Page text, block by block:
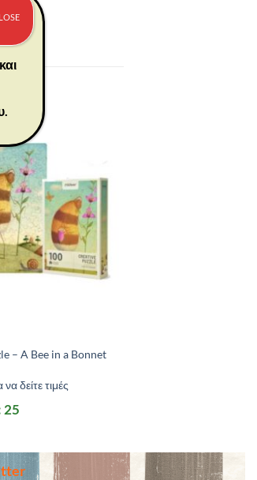
– A Bee in a Bonnet
δείτε τιμές
25